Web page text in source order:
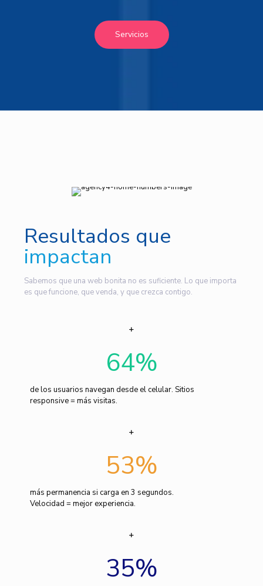
Servicios
Resultados que
impactan
Sabemos que una web bonita no es suficiente. Lo que importa
es que funcione, que venda, y que crezca contigo.
64%
de los usuarios navegan desde el celular. Sitios
responsive = más visitas.
53%
más permanencia si carga en 3 segundos.
Velocidad = mejor experiencia.
35%